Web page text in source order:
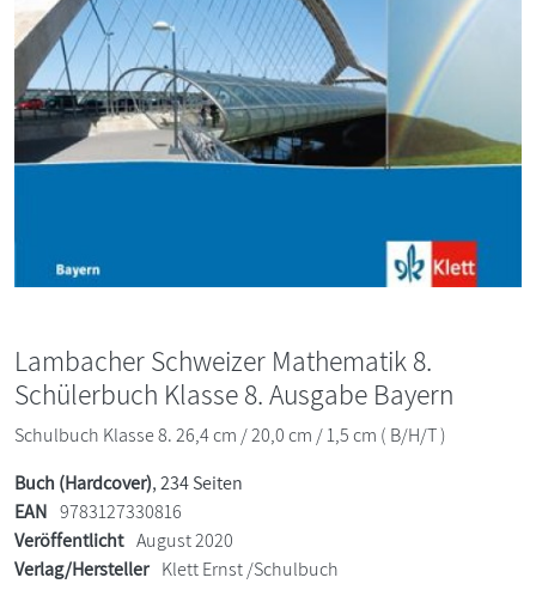
Lambacher Schweizer Mathematik 8.
Schülerbuch Klasse 8. Ausgabe Bayern
Schulbuch Klasse 8. 26,4 cm / 20,0 cm / 1,5 cm ( B/H/T )
Buch (Hardcover), 234 Seiten
EAN 9783127330816
Veröffentlicht August 2020
Verlag/Hersteller Klett Ernst /Schulbuch